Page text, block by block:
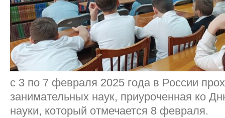
с 3 по 7 февраля 2025 года в России
занимательных наук, приуроченная ко
науки, который отмечается 8 февраля.